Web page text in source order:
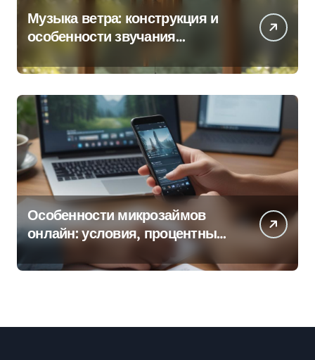
Музыка ветра: конструкция и
особенности звучания
Особенности микрозаймов
онлайн: условия, процентные
ставки и порядок оформления